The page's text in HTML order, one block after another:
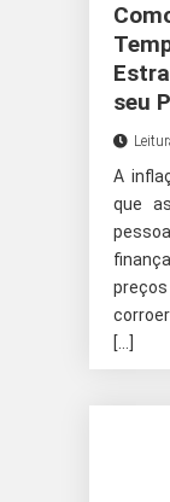
seu
A
que
[…]